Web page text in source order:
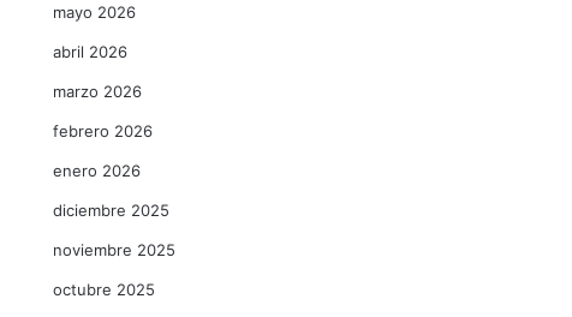
mayo 2026
abril 2026
marzo 2026
febrero 2026
enero 2026
diciembre 2025
noviembre 2025
octubre 2025